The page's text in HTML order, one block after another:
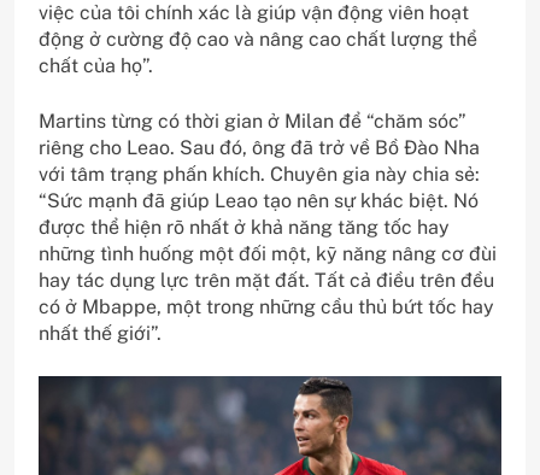
việc của tôi chính xác là giúp vận động viên hoạt
động ở cường độ cao và nâng cao chất lượng thể
chất của họ”.
Martins từng có thời gian ở Milan để “chăm sóc”
riêng cho Leao. Sau đó, ông đã trở về Bồ Đào Nha
với tâm trạng phấn khích. Chuyên gia này chia sẻ:
“Sức mạnh đã giúp Leao tạo nên sự khác biệt. Nó
được thể hiện rõ nhất ở khả năng tăng tốc hay
những tình huống một đối một, kỹ năng nâng cơ đùi
hay tác dụng lực trên mặt đất. Tất cả điều trên đều
có ở Mbappe, một trong những cầu thủ bứt tốc hay
nhất thế giới”.